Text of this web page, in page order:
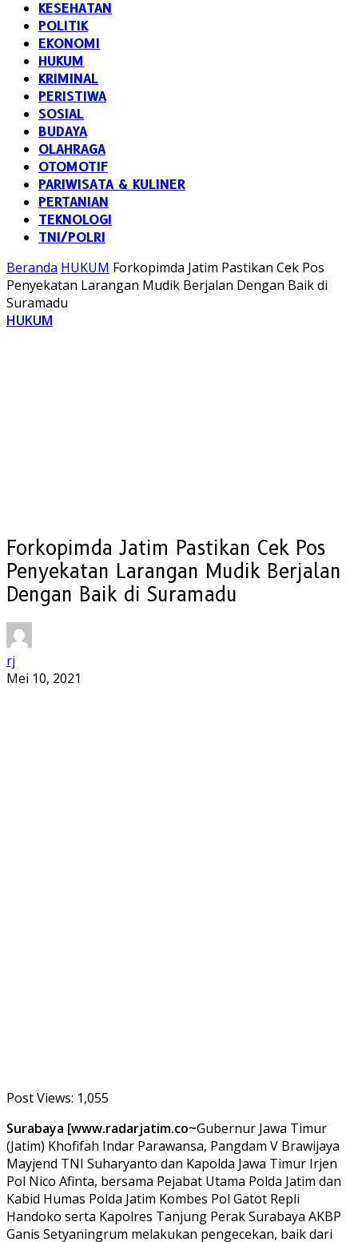
KESEHATAN
POLITIK
EKONOMI
HUKUM
KRIMINAL
PERISTIWA
SOSIAL
BUDAYA
OLAHRAGA
OTOMOTIF
PARIWISATA & KULINER
PERTANIAN
TEKNOLOGI
TNI/POLRI
Beranda HUKUM Forkopimda Jatim Pastikan Cek Pos
Penyekatan Larangan Mudik Berjalan Dengan Baik di
Suramadu
HUKUM
Forkopimda Jatim Pastikan Cek Pos
Penyekatan Larangan Mudik Berjalan
Dengan Baik di Suramadu
rj
Mei 10, 2021
Post Views: 1,055
Surabaya [www.radarjatim.co~Gubernur Jawa Timur
(Jatim) Khofifah Indar Parawansa, Pangdam V Brawijaya
Mayjend TNI Suharyanto dan Kapolda Jawa Timur Irjen
Pol Nico Afinta, bersama Pejabat Utama Polda Jatim dan
Kabid Humas Polda Jatim Kombes Pol Gatot Repli
Handoko serta Kapolres Tanjung Perak Surabaya AKBP
Ganis Setyaningrum melakukan pengecekan, baik dari